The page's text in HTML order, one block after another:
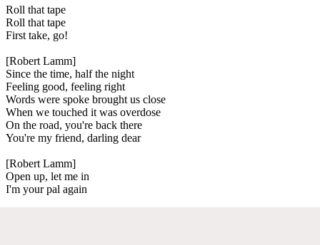
Roll that tape
Roll that tape
First take, go!
[Robert Lamm]
Since the time, half the night
Feeling good, feeling right
Words were spoke brought us close
When we touched it was overdose
On the road, you're back there
You're my friend, darling dear
[Robert Lamm]
Open up, let me in
I'm your pal again